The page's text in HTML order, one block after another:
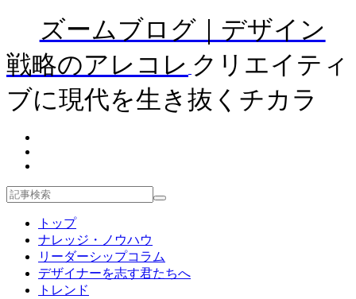
ズームブログ｜デザイン
戦略のアレコレ クリエイティ
ブに現代を生き抜くチカラ
トップ
ナレッジ・ノウハウ
リーダーシップコラム
デザイナーを志す君たちへ
トレンド